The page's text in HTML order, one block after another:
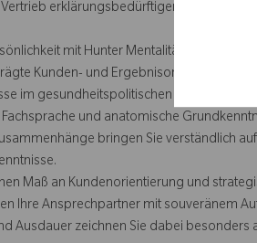
erklärungsbedürftiger Produkte,
mit Hunter Mentalität.
Kunden- und Ergebnisorientierung
im gesundheitspolitischen Umfeld (z.B.
und anatomische
bringen Sie verständlich
Maß an Kundenorientierung und
Ihre Ansprechpartner mit souveränem
Ausdauer zeichnen Sie dabei besonders